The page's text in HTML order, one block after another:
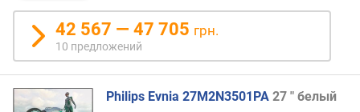
е
т
п
р
42 567 — 47 705 грн.
10 предложений
Philips Evnia 27M2N3501PA 27 " белый